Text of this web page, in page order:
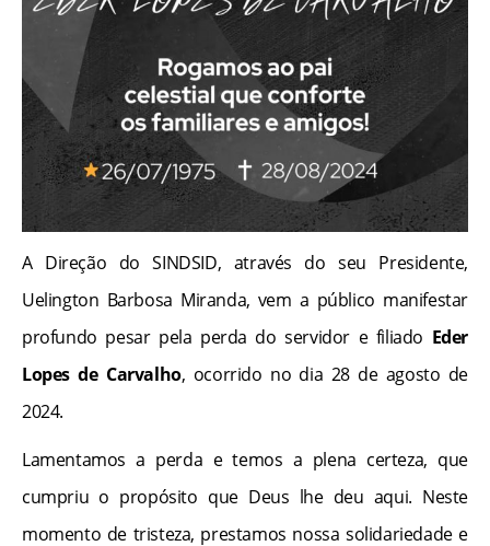
A Direção do SINDSID, através do seu Presidente,
Uelington Barbosa Miranda, vem a público manifestar
profundo pesar pela perda do servidor e filiado Eder
Lopes de Carvalho, ocorrido no dia 28 de agosto de
2024.
Lamentamos a perda e temos a plena certeza, que
cumpriu o propósito que Deus lhe deu aqui. Neste
momento de tristeza, prestamos nossa solidariedade e